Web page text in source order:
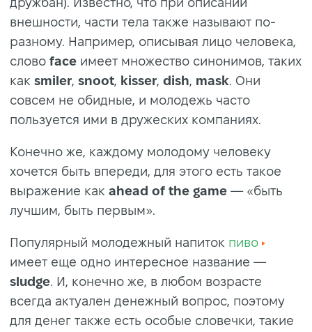
внешности, части тела также называют по-
разному. Например, описывая лицо человека,
слово face имеет множество синонимов, таких
как smiler, snoot, kisser, dish, mask. Они
совсем не обидные, и молодежь часто
пользуется ими в дружеских компаниях.
Конечно же, каждому молодому человеку
хочется быть впереди, для этого есть такое
выражение как ahead of the game — «быть
лучшим, быть первым».
Популярный молодежный напиток пиво
имеет еще одно интересное название —
sludge. И, конечно же, в любом возрасте
всегда актуален денежный вопрос, поэтому
для денег также есть особые словечки, такие